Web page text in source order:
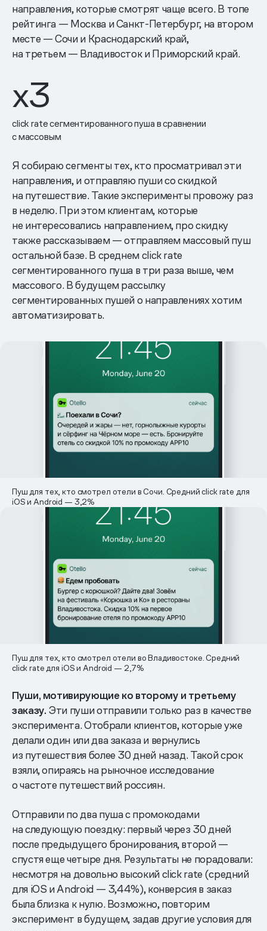
направления, которые смотрят чаще всего. В топе
рейтинга — Москва и Санкт-Петербург, на втором
месте — Сочи и Краснодарский край,
на третьем — Владивосток и Приморский край.
x3
click rate сегментированного пуша в сравнении
с массовым
Я собираю сегменты тех, кто просматривал эти
направления, и отправляю пуши со скидкой
на путешествие. Такие эксперименты провожу раз
в неделю. При этом клиентам, которые
не интересовались направлением, про скидку
также рассказываем — отправляем массовый пуш
остальной базе. В среднем click rate
сегментированного пуша в три раза выше, чем
массового. В будущем рассылку
сегментированных пушей о направлениях хотим
автоматизировать.
Пуш для тех, кто смотрел отели в Сочи. Средний click rate для
iOS и Android — 3,2%
Пуш для тех, кто смотрел отели во Владивостоке. Средний
click rate для iOS и Android — 2,7%
Пуши, мотивирующие ко второму и третьему
заказу. Эти пуши отправили только раз в качестве
эксперимента. Отобрали клиентов, которые уже
делали один или два заказа и вернулись
из путешествия более 30 дней назад. Такой срок
взяли, опираясь на рыночное исследование
о частоте путешествий россиян.
Отправили по два пуша с промокодами
на следующую поездку: первый через 30 дней
после предыдущего бронирования, второй —
спустя еще четыре дня. Результаты не порадовали:
несмотря на довольно высокий click rate (средний
для iOS и Android — 3,44%), конверсия в заказ
была близка к нулю. Возможно, повторим
эксперимент в будущем, задав другие условия для